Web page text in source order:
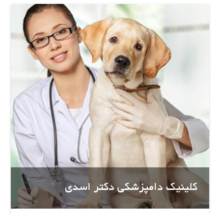
کلینیک دامپزشکی دکتر اسدی